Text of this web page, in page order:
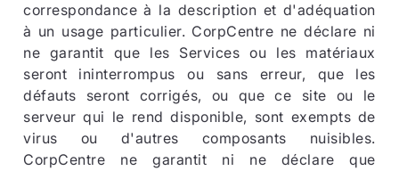
correspondance à la description et d'adéquation
à un usage particulier. CorpCentre ne déclare ni
ne garantit que les Services ou les matériaux
seront ininterrompus ou sans erreur, que les
défauts seront corrigés, ou que ce site ou le
serveur qui le rend disponible, sont exempts de
virus ou d'autres composants nuisibles.
CorpCentre ne garantit ni ne déclare que